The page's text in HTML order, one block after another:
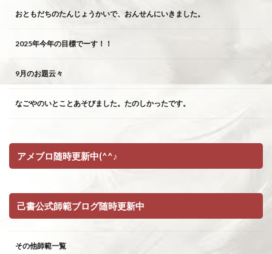
おともだちのたんじょうかいで、おんせんにいきました。
2025年今年の目標でーす！！
9月のお題云々
なごやのいとことあそびました。たのしかったです。
アメブロ随時更新中(^^♪
己書公式師範ブログ随時更新中
その他師範一覧